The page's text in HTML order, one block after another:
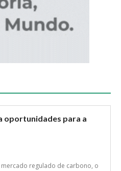
oportunidades para a